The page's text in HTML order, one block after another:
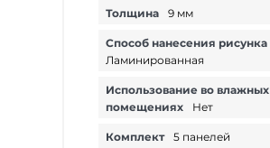
Толщина 9 мм
Способ нанесения рисунка
Ламинированная
Использование во влажных
помещениях
Нет
Комплект 5 панелей